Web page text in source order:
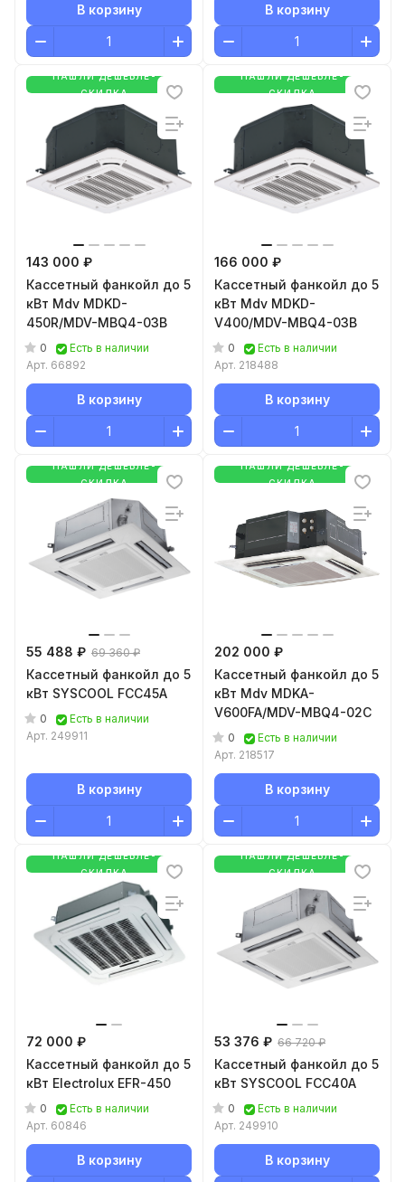
В корзину В корзину
НАШЛИ ДЕШЕВЛЕ-
СКИДКА
143 000 ₽
Кассетный фанкойл до 5
кВт Mdv MDKD-
450R/MDV-MBQ4-03B
0
Есть в наличии
Арт. 66892
В корзину
НАШЛИ ДЕШЕВЛЕ-
СКИДКА
166 000 ₽
Кассетный фанкойл до 5
кВт Mdv MDKD-
V400/MDV-MBQ4-03B
0
Есть в наличии
Арт. 218488
В корзину
НАШЛИ ДЕШЕВЛЕ-
СКИДКА
55 488 ₽ 69 360 ₽
Кассетный фанкойл до 5
кВт SYSCOOL FCC45A
0
Есть в наличии
Арт. 249911
В корзину
НАШЛИ ДЕШЕВЛЕ-
СКИДКА
202 000 ₽
Кассетный фанкойл до 5
кВт Mdv MDKA-
V600FA/MDV-MBQ4-02C
0
Есть в наличии
Арт. 218517
В корзину
НАШЛИ ДЕШЕВЛЕ-
СКИДКА
72 000 ₽
Кассетный фанкойл до 5
кВт Electrolux EFR-450
0
Есть в наличии
Арт. 60846
В корзину
НАШЛИ ДЕШЕВЛЕ-
СКИДКА
53 376 ₽ 66 720 ₽
Кассетный фанкойл до 5
кВт SYSCOOL FCC40A
0
Есть в наличии
Арт. 249910
В корзину